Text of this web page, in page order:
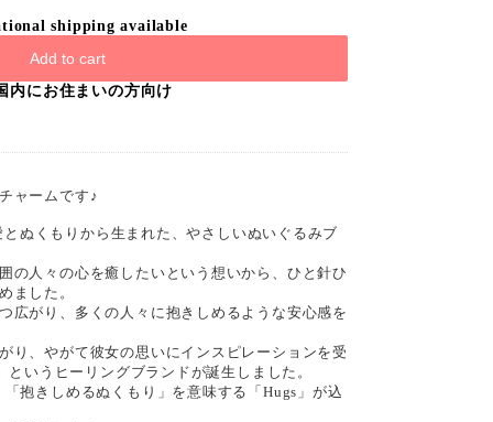
shipping available
Add to cart
内にお住まいの方向け
ャームです♪
ぬくもりから生まれた、やさしいぬいぐるみブ
の人々の心を癒したいという想いから、ひと針ひ
ました。
広がり、多くの人々に抱きしめるような安心感を
り、やがて彼女の思いにインスピレーションを受
いうヒーリングブランドが誕生しました。
抱きしめるぬくもり」を意味する「Hugs」が込